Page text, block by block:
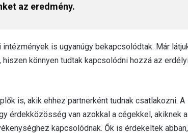
az eredmény.
is ugyanúgy bekapcsolódtak. Már
könnyen tudtak kapcsolódni hozzá az
is, akik ehhez partnerként tudnak csatlakozni. A
érdekközösség van azokkal a cégekkel, akiknek a
kapcsolódnak. Ők is érdekeltek abban,